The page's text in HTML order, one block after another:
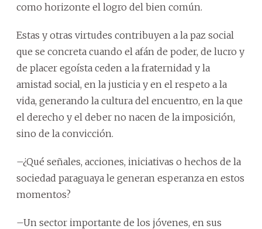
como horizonte el logro del bien común.
Estas y otras virtudes contribuyen a la paz social
que se concreta cuando el afán de poder, de lucro y
de placer egoísta ceden a la fraternidad y la
amistad social, en la justicia y en el respeto a la
vida, generando la cultura del encuentro, en la que
el derecho y el deber no nacen de la imposición,
sino de la convicción.
–¿Qué señales, acciones, iniciativas o hechos de la
sociedad paraguaya le generan esperanza en estos
momentos?
–Un sector importante de los jóvenes, en sus